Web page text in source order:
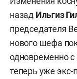
назад Ильгиз
председателя
нового шефа
одновременно с
теперь уже